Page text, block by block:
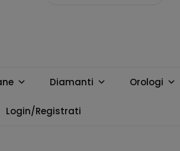
Diamanti Orologi
Login/Registrati